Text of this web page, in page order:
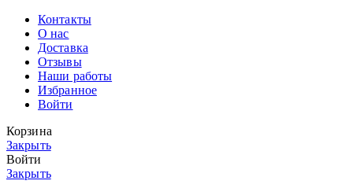
Контакты
О нас
Доставка
Отзывы
Наши работы
Избранное
Войти
Корзина
Закрыть
Войти
Закрыть